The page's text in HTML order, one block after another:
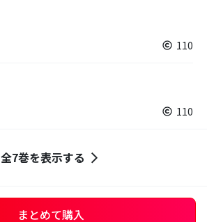
110
110
全7巻を表示する
まとめて購入